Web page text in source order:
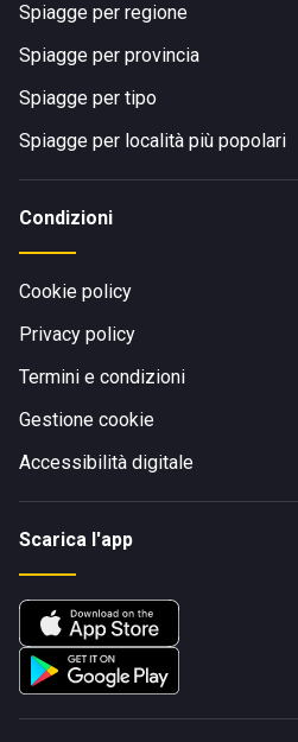
Spiagge per regione
Spiagge per provincia
Spiagge per tipo
Spiagge per località più popolari
Condizioni
Cookie policy
Privacy policy
Termini e condizioni
Gestione cookie
Accessibilità digitale
Scarica l'app